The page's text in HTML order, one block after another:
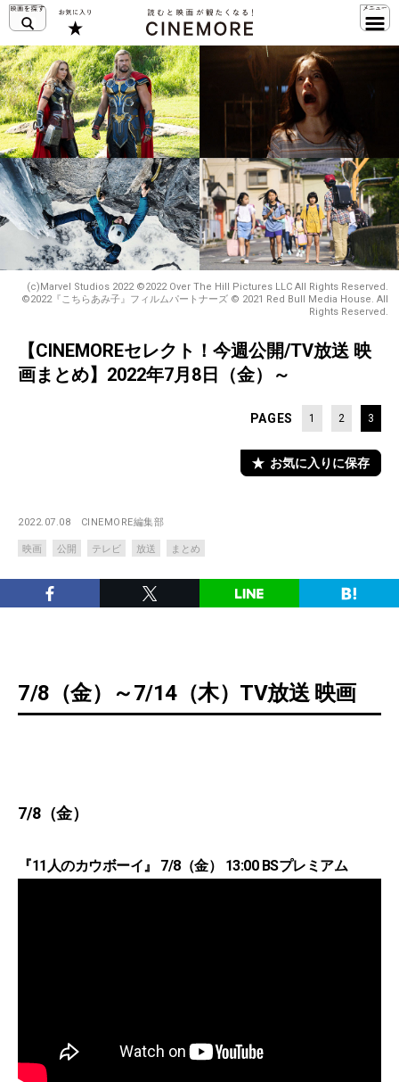
(c)Marvel Studios 2022 ©2022 Over The Hill Pictures LLC All Rights Reserved.
©2022『こちらあみ子』フィルムパートナーズ © 2021 Red Bull Media House. All
Rights Reserved.
【CINEMOREセレクト！今週公開/TV放送 映
画まとめ】2022年7月8日（金）～
PAGES 1 2 3
お気に入りに保存
2022.07.08 CINEMORE編集部
映画 公開 テレビ 放送 まとめ
7/8（金）～7/14（木）TV放送 映画
7/8（金）
『11人のカウボーイ』 7/8（金） 13:00 BSプレミアム